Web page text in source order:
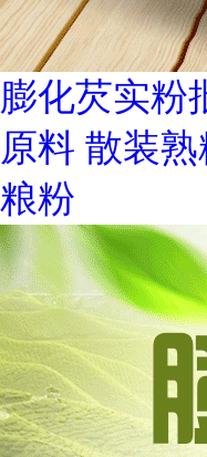
膨化芡实粉
原料 散装
粮粉